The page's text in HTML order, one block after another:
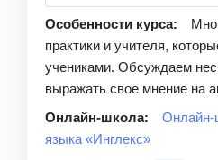
Особенности курса:
практики и учителя,
учениками. Обсуждаем
выражать свое мнение на
Онлайн-школа:
Онлайн-
языка «Инглекс»